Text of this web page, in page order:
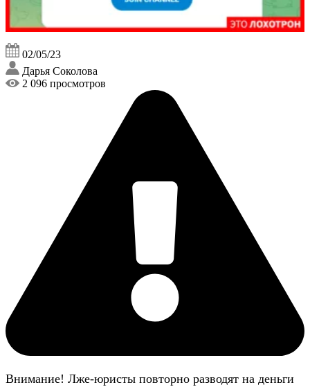
02/05/23
Дарья Соколова
2 096 просмотров
Внимание! Лже-юристы повторно разводят на деньги